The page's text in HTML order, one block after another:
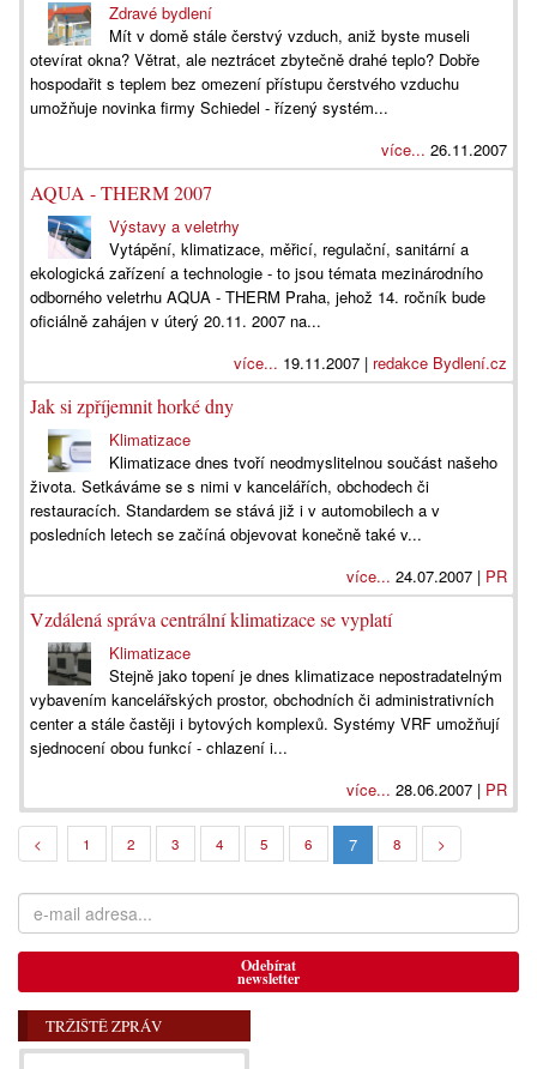
Zdravé bydlení
Mít v domě stále čerstvý vzduch, aniž byste museli
otevírat okna? Větrat, ale neztrácet zbytečně drahé teplo? Dobře
hospodařit s teplem bez omezení přístupu čerstvého vzduchu
umožňuje novinka firmy Schiedel - řízený systém...
více... 26.11.2007
AQUA - THERM 2007
Výstavy a veletrhy
Vytápění, klimatizace, měřicí, regulační, sanitární a
ekologická zařízení a technologie - to jsou témata mezinárodního
odborného veletrhu AQUA - THERM Praha, jehož 14. ročník bude
oficiálně zahájen v úterý 20.11. 2007 na...
více... 19.11.2007 | redakce Bydlení.cz
Jak si zpříjemnit horké dny
Klimatizace
Klimatizace dnes tvoří neodmyslitelnou součást našeho
života. Setkáváme se s nimi v kancelářích, obchodech či
restauracích. Standardem se stává již i v automobilech a v
posledních letech se začíná objevovat konečně také v...
více... 24.07.2007 | PR
Vzdálená správa centrální klimatizace se vyplatí
Klimatizace
Stejně jako topení je dnes klimatizace nepostradatelným
vybavením kancelářských prostor, obchodních či administrativních
center a stále častěji i bytových komplexů. Systémy VRF umožňují
sjednocení obou funkcí - chlazení i...
více... 28.06.2007 | PR
< 1 2 3 4 5 6 7 8 >
Odebírat
newsletter
TRŽIŠTĚ ZPRÁV